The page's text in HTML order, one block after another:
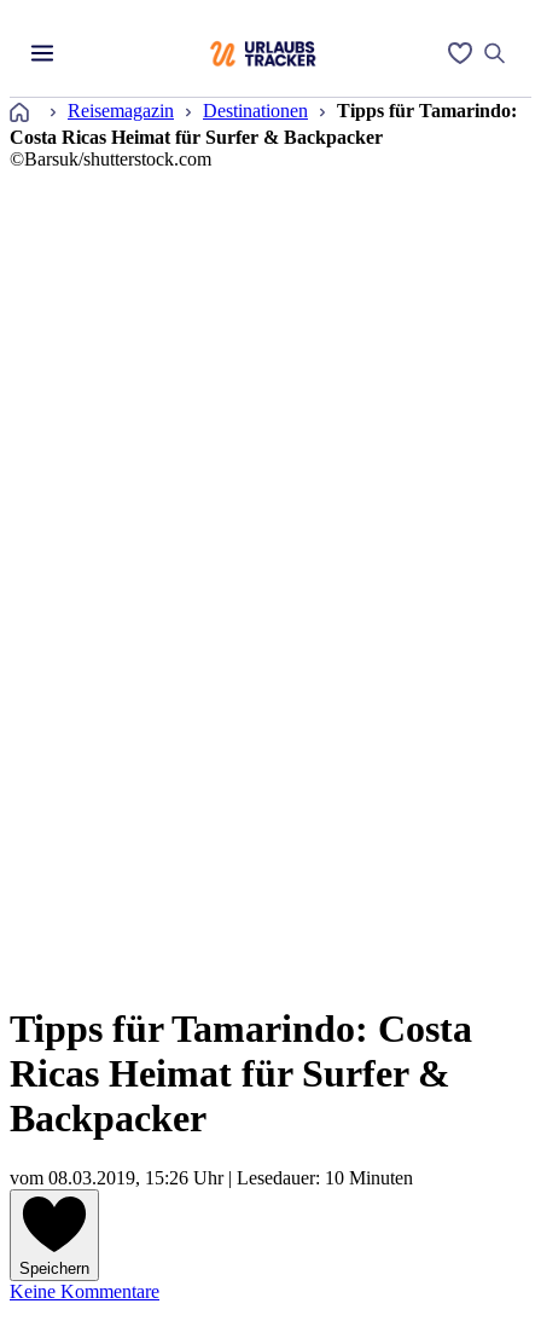
Startseite
Reisemagazin Destinationen
Tipps für Tamarindo:
Costa Ricas Heimat für Surfer & Backpacker
©Barsuk/shutterstock.com
Tipps für Tamarindo: Costa
Ricas Heimat für Surfer &
Backpacker
vom 08.03.2019, 15:26 Uhr| Lesedauer: 10 Minuten
Speichern
Keine Kommentare